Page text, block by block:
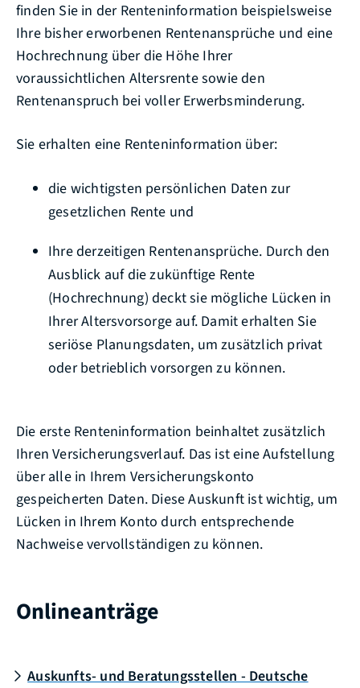
finden Sie in der Renteninformation beispielsweise
Ihre bisher erworbenen Rentenansprüche und eine
Hochrechnung über die Höhe Ihrer
voraussichtlichen Altersrente sowie den
Rentenanspruch bei voller Erwerbsminderung.
Sie erhalten eine Renteninformation über:
die wichtigsten persönlichen Daten zur
gesetzlichen Rente und
Ihre derzeitigen Rentenansprüche. Durch den
Ausblick auf die zukünftige Rente
(Hochrechnung) deckt sie mögliche Lücken in
Ihrer Altersvorsorge auf. Damit erhalten Sie
seriöse Planungsdaten, um zusätzlich privat
oder betrieblich vorsorgen zu können.
Die erste Renteninformation beinhaltet zusätzlich
Ihren Versicherungsverlauf. Das ist eine Aufstellung
über alle in Ihrem Versicherungskonto
gespeicherten Daten. Diese Auskunft ist wichtig, um
Lücken in Ihrem Konto durch entsprechende
Nachweise vervollständigen zu können.
Onlineanträge
Auskunfts- und Beratungsstellen - Deutsche